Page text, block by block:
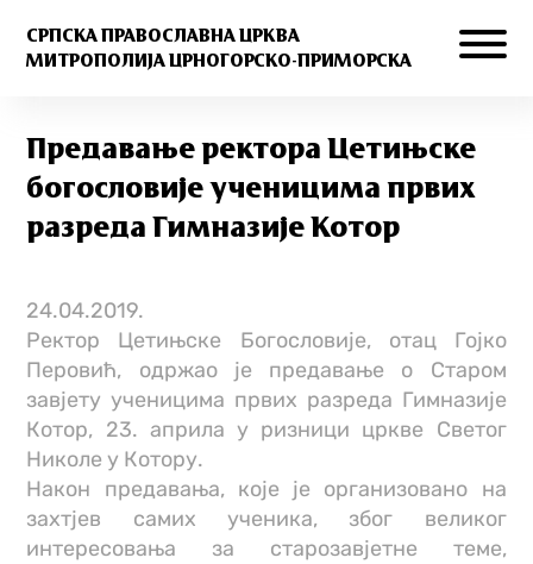
СРПСКА ПРАВОСЛАВНА ЦРКВА
МИТРОПОЛИЈА ЦРНОГОРСКО-ПРИМОРСКА
Предавање ректора Цетињске
богословије ученицима првих
разреда Гимназије Котор
24.04.2019.
Ректор Цетињске Богословије, отац Гојко
Перовић, одржао је предавање о Старом
завјету ученицима првих разреда Гимназије
Котор, 23. априла у ризници цркве Светог
Николе у Котору.
Након предавања, које је организовано на
захтјев самих ученика, због великог
интересовања за старозавјетне теме,